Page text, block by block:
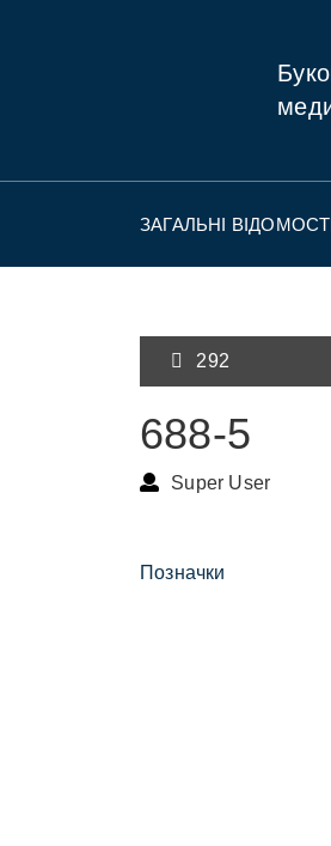
ЗАГАЛЬНІ
292
688-5
Super User
Позначки